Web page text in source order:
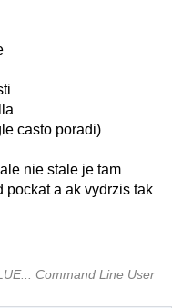
casto poradi)
nie stale je tam
pockat a ak vydrzis tak
Command Line User